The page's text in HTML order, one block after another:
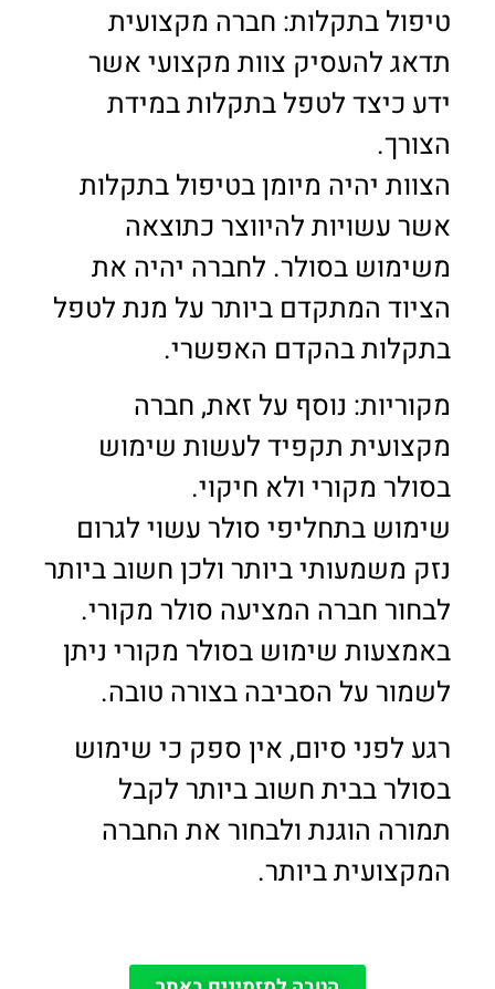
טיפול בתקלות: חברה מקצועית
תדאג להעסיק צוות מקצועי אשר
ידע כיצד לטפל בתקלות במידת
הצורך.
הצוות יהיה מיומן בטיפול בתקלות
אשר עשויות להיווצר כתוצאה
משימוש בסולר. לחברה יהיה את
הציוד המתקדם ביותר על מנת לטפל
בתקלות בהקדם האפשרי.
מקוריות: נוסף על זאת, חברה
מקצועית תקפיד לעשות שימוש
בסולר מקורי ולא חיקוי.
שימוש בתחליפי סולר עשוי לגרום
נזק משמעותי ביותר ולכן חשוב ביותר
לבחור חברה המציעה סולר מקורי.
באמצעות שימוש בסולר מקורי ניתן
לשמור על הסביבה בצורה טובה.
רגע לפני סיום, אין ספק כי שימוש
בסולר בבית חשוב ביותר לקבל
תמורה הוגנת ולבחור את החברה
המקצועית ביותר.